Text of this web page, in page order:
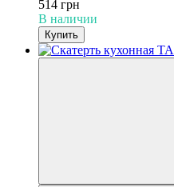
514 грн
В наличии
Купить